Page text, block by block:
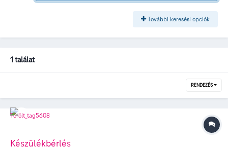
További keresési opciók
1 találat
RENDEZÉS
Készülékbérlés